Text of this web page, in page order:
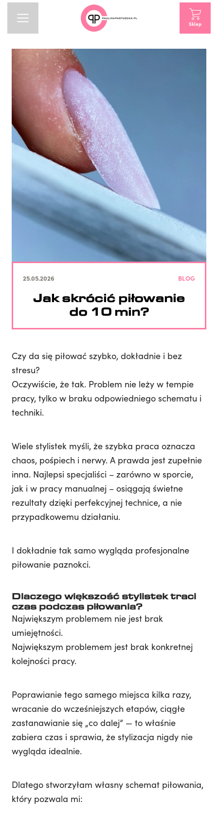
Sklep
25.05.2026 BLOG
Jak skrócić piłowanie
do 10 min?
Czy da się piłować szybko, dokładnie i bez
stresu?
Oczywiście, że tak. Problem nie leży w tempie
pracy, tylko w braku odpowiedniego schematu i
techniki.
Wiele stylistek myśli, że szybka praca oznacza
chaos, pośpiech i nerwy. A prawda jest zupełnie
inna. Najlepsi specjaliści – zarówno w sporcie,
jak i w pracy manualnej – osiągają świetne
rezultaty dzięki perfekcyjnej technice, a nie
przypadkowemu działaniu.
I dokładnie tak samo wygląda profesjonalne
piłowanie paznokci.
Dlaczego większość stylistek traci
czas podczas piłowania?
Największym problemem nie jest brak
umiejętności.
Największym problemem jest brak konkretnej
kolejności pracy.
Poprawianie tego samego miejsca kilka razy,
wracanie do wcześniejszych etapów, ciągłe
zastanawianie się „co dalej” — to właśnie
zabiera czas i sprawia, że stylizacja nigdy nie
wygląda idealnie.
Dlatego stworzyłam własny schemat piłowania,
który pozwala mi: